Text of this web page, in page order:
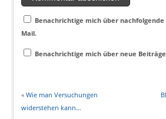
Benachrichtige mich über
Mail.
Benachrichtige mich über neue
« Wie man Versuchungen
widerstehen kann…